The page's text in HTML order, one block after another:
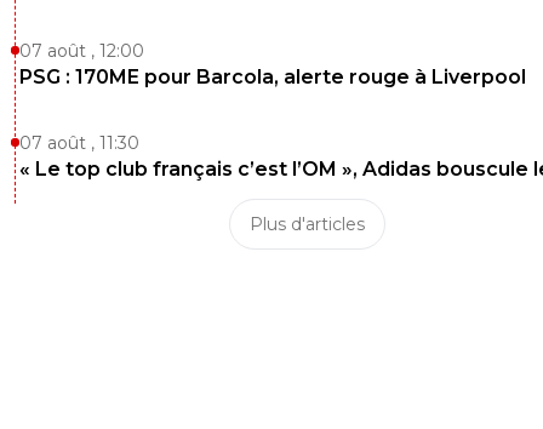
07 août , 12:00
PSG : 170ME pour Barcola, alerte rouge à Liverpool
07 août , 11:30
« Le top club français c’est l’OM », Adidas bouscule
Plus d'articles